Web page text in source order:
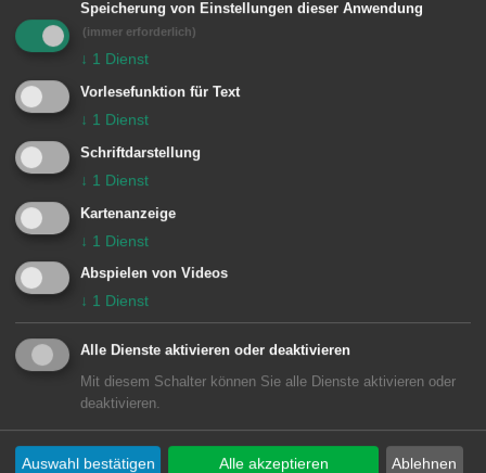
Zuständige Dienststellen
Bezirksamt Wasseralfingen
Geschäftsstelle Ebnat
Geschäftsstelle Waldhausen
Jugend
Rathaus Hofen
Unsere Anschrift
Speicherung von Einstellungen dieser Anwendung
(immer erforderlich)
↓ 1 Dienst
Vorlesefunktion für Text
↓ 1 Dienst
Schriftdarstellung
↓ 1 Dienst
Kartenanzeige
↓ 1 Dienst
Abspielen von Videos
↓ 1 Dienst
Alle Dienste aktivieren oder deaktivieren
Mit diesem Schalter können Sie alle Dienste aktivieren oder
deaktivieren.
Ablehnen
Auswahl bestätigen Alle akzeptieren